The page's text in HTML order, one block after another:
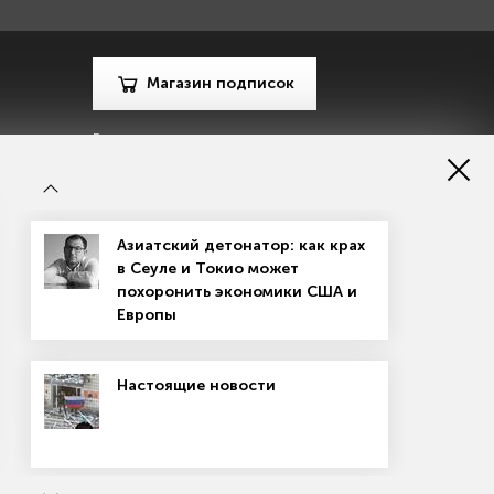
Магазин подписок
Рекламодателям
в сфере массовых коммуникаций, связи и охраны
Азиатский детонатор: как крах
в Сеуле и Токио может
похоронить экономики США и
Европы
Настоящие новости